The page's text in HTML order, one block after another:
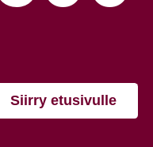
Siirry etusivulle